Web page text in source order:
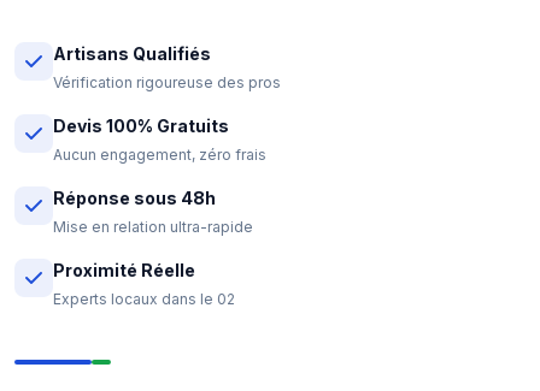
Artisans Qualifiés
Vérification rigoureuse des pros
Devis 100% Gratuits
Aucun engagement, zéro frais
Réponse sous 48h
Mise en relation ultra-rapide
Proximité Réelle
Experts locaux dans le 02